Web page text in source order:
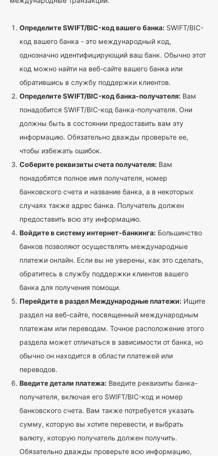
Определите SWIFT/BIC-код вашего банка: SWIFT/BIC-
код вашего банка - это международный код,
однозначно идентифицирующий ваш банк. Обычно этот
код можно найти на веб-сайте вашего банка или
обратившись в службу поддержки клиентов.
Определите SWIFT/BIC-код банка-получателя: Вам
понадобится SWIFT/BIC-код банка-получателя. Они
должны быть в состоянии предоставить вам эту
информацию. Обязательно дважды проверьте ее,
чтобы избежать ошибок.
Соберите реквизиты счета получателя: Вам
понадобятся полное имя получателя, номер
банковского счета и название банка, а в некоторых
случаях также адрес банка. Получатель должен
предоставить всю эту информацию.
Войдите в систему интернет-банкинга: Большинство
банков позволяют осуществлять международные
платежи онлайн. Если вы не уверены, как это сделать,
обратитесь в службу поддержки клиентов вашего
банка для получения помощи.
Перейдите в раздел Международные платежи: Ищите
раздел на веб-сайте, посвященный международным
платежам или переводам. Точное расположение этого
раздела может отличаться в зависимости от банка, но
обычно он находится в области платежей или
переводов.
Введите детали платежа: Введите реквизиты банка-
получателя, включая его SWIFT/BIC-код и номер
банковского счета. Вам также потребуется указать
сумму, которую вы хотите перевести, и выбрать
валюту, которую получатель должен получить.
Обязательно дважды проверьте всю информацию,